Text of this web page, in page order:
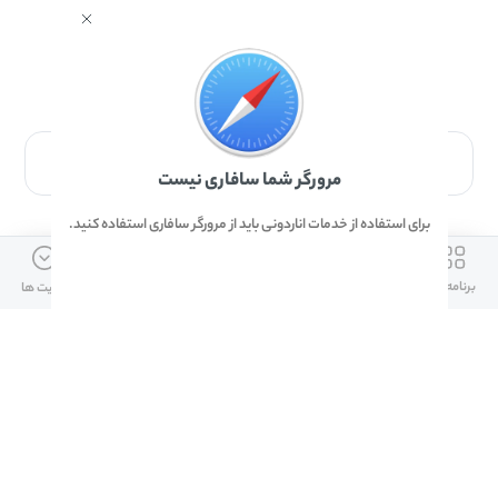
برای دانلود برنامه با مرورگر Safari وارد شوید.
ارتباط با ما
برنامه ها آپدیت ها
مرورگر شما سافاری نیست
برای استفاده از خدمات اناردونی باید از مرورگر سافاری استفاده کنید.